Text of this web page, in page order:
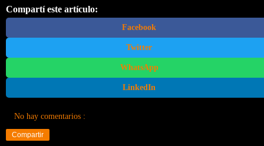
Compartí este artículo:
Facebook
Twitter
WhatsApp
LinkedIn
No hay comentarios :
Compartir